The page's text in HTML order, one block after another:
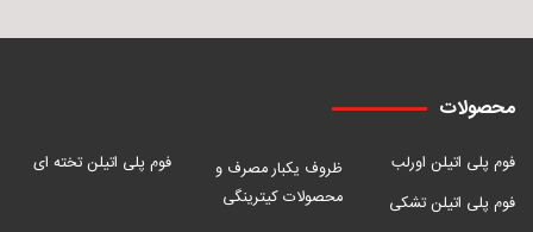
محصولات
فوم پلی اتیلن اورلب
فوم پلی اتیلن تشکی
ظروف یکبار مصرف و
محصولات کیترینگی
فوم پلی اتیلن تخته ای